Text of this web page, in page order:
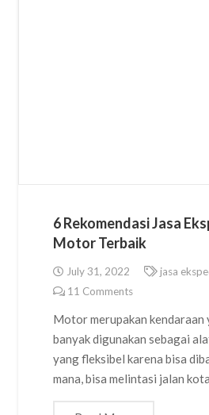
6 Rekomendasi Jasa
Motor Terbaik
July 31, 2022
jasa
11 Comments
Motor merupakan kendaraan
banyak digunakan sebagai
yang fleksibel karena bisa
mana, bisa melintasi jalan